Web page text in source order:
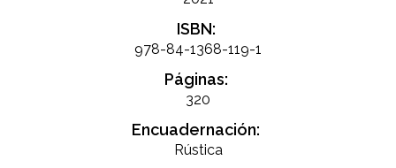
ISBN:
978-84-1368-119-1
Páginas:
320
Encuadernación:
Rústica